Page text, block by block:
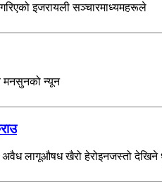
इजरायली सञ्चारमाध्यमहरूले
मनसुनको न्यून
लागूऔषध खैरो हेरोइनजस्तो देखिने